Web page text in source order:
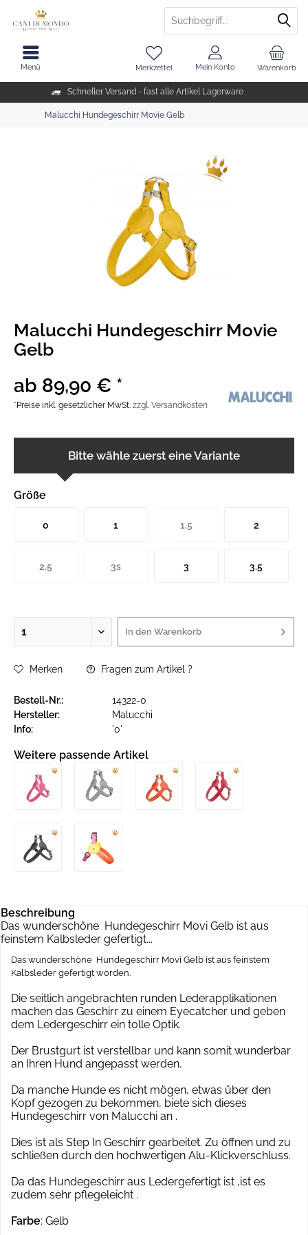
Schneller Versand - fast alle Artikel Lagerware
Warenkorb
Merkzettel Mein Konto
Menü
Malucchi Hundegeschirr Movie Gelb
Malucchi Hundegeschirr Movie
Gelb
ab 89,90 € *
*Preise inkl. gesetzlicher MwSt. zzgl. Versandkosten
Bitte wähle zuerst eine Variante
Größe
0 1 1.5 2
2.5 3s 3 3.5
In den Warenkorb
Merken Fragen zum Artikel ?
Bestell-Nr.:
14322-0
Hersteller:
Malucchi
Info:
'0'
Weitere passende Artikel
Beschreibung
Das wunderschöne Hundegeschirr Movi Gelb ist aus
feinstem Kalbsleder gefertigt...
Das wunderschöne Hundegeschirr Movi Gelb ist aus feinstem
Kalbsleder gefertigt worden.
Die seitlich angebrachten runden Lederapplikationen
machen das Geschirr zu einem Eyecatcher und geben
dem Ledergeschirr ein tolle Optik.
Der Brustgurt ist verstellbar und kann somit wunderbar
an Ihren Hund angepasst werden.
Da manche Hunde es nicht mögen, etwas über den
Kopf gezogen zu bekommen, biete sich dieses
Hundegeschirr von Malucchi an .
Dies ist als Step In Geschirr gearbeitet. Zu öffnen und zu
schließen durch den hochwertigen Alu-Klickverschluss.
Da das Hundegeschirr aus Ledergefertigt ist ,ist es
zudem sehr pflegeleicht .
Farbe: Gelb